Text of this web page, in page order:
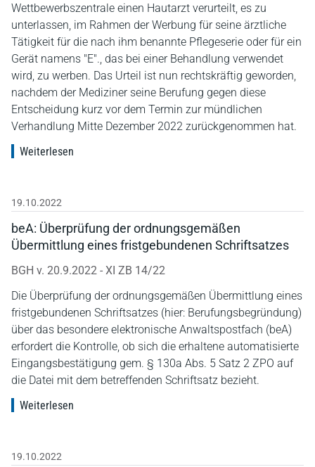
Wettbewerbszentrale einen Hautarzt verurteilt, es zu
unterlassen, im Rahmen der Werbung für seine ärztliche
Tätigkeit für die nach ihm benannte Pflegeserie oder für ein
Gerät namens "E"., das bei einer Behandlung verwendet
wird, zu werben. Das Urteil ist nun rechtskräftig geworden,
nachdem der Mediziner seine Berufung gegen diese
Entscheidung kurz vor dem Termin zur mündlichen
Verhandlung Mitte Dezember 2022 zurückgenommen hat.
Weiterlesen
19.10.2022
beA: Überprüfung der ordnungsgemäßen
Übermittlung eines fristgebundenen Schriftsatzes
BGH v. 20.9.2022 - XI ZB 14/22
Die Überprüfung der ordnungsgemäßen Übermittlung eines
fristgebundenen Schriftsatzes (hier: Berufungsbegründung)
über das besondere elektronische Anwaltspostfach (beA)
erfordert die Kontrolle, ob sich die erhaltene automatisierte
Eingangsbestätigung gem. § 130a Abs. 5 Satz 2 ZPO auf
die Datei mit dem betreffenden Schriftsatz bezieht.
Weiterlesen
19.10.2022